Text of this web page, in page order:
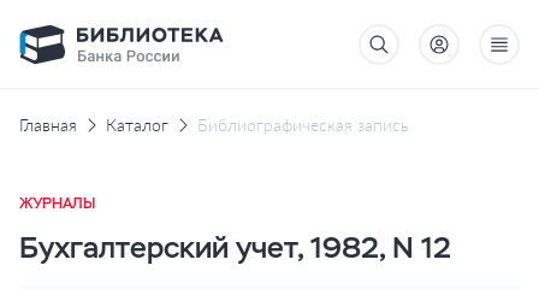
Главная Каталог Библиографическая запись
ЖУРНАЛЫ
Бухгалтерский учет, 1982, N 12